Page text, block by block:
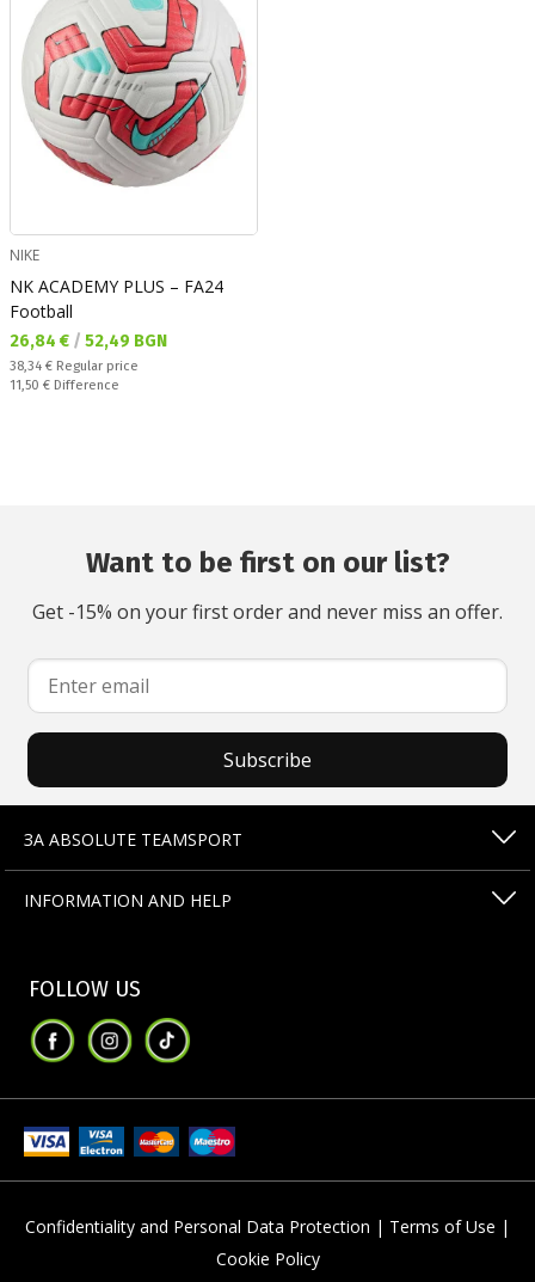
NIKE
NK ACADEMY PLUS – FA24
Football
Текуща цена:
26,84 € / 52,49 BGN
Regular price:
38,34 € Regular price
Спестявате:
11,50 € Difference
Want to be first on our list?
Get -15% on your first order and never miss an offer.
Subscribe
ЗА ABSOLUTE TEAMSPORT
INFORMATION AND HELP
FOLLOW US
Confidentiality and Personal Data Protection | Terms of Use |
Cookie Policy